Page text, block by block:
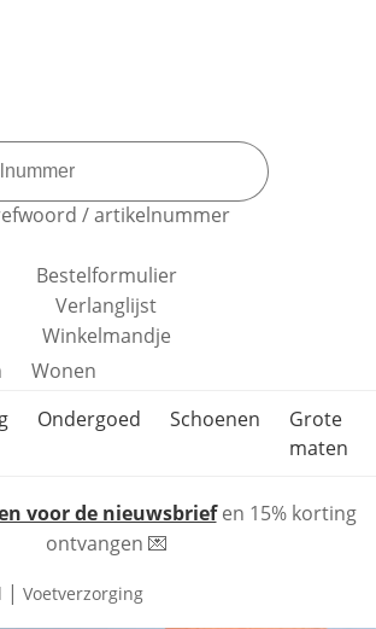
/ artikelnummer
Bestelformulier
Verlanglijst
Winkelmandje
overslaan
Wonen
Ondergoed Schoenen
Grote
maten
voor de nieuwsbriefen 15% korting
ontvangen 💌
| Voetverzorging